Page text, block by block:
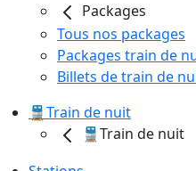
Packages
Tous nos packages
Packages train de
Billets de train de
🚆Train de nuit
🚆Train de nuit